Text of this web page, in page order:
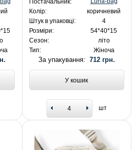
Постачальник:
Колір:
коричневий
Штук в упаковці:
4
Розміри:
54*40*15
Сезон:
літо
Тип:
Жіноча
За упакування: 712 грн.
У кошик
шт